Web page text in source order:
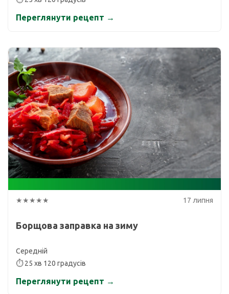
Переглянути рецепт →
★★★★★ 17 липня
Борщова заправка на зиму
Середній
⏱ 25 хв 120 градусів
Переглянути рецепт →